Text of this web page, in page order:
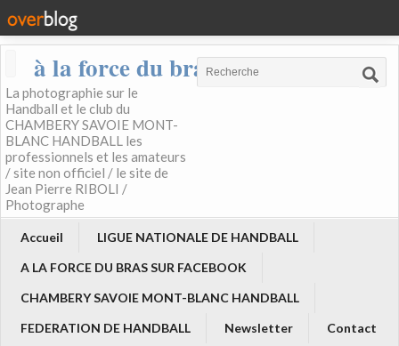
à la force du bras
La photographie sur le
Handball et le club du
CHAMBERY SAVOIE MONT-
BLANC HANDBALL les
professionnels et les amateurs
/ site non officiel / le site de
Jean Pierre RIBOLI /
Photographe
Accueil
LIGUE NATIONALE DE HANDBALL
A LA FORCE DU BRAS SUR FACEBOOK
CHAMBERY SAVOIE MONT-BLANC HANDBALL
FEDERATION DE HANDBALL
Newsletter Contact